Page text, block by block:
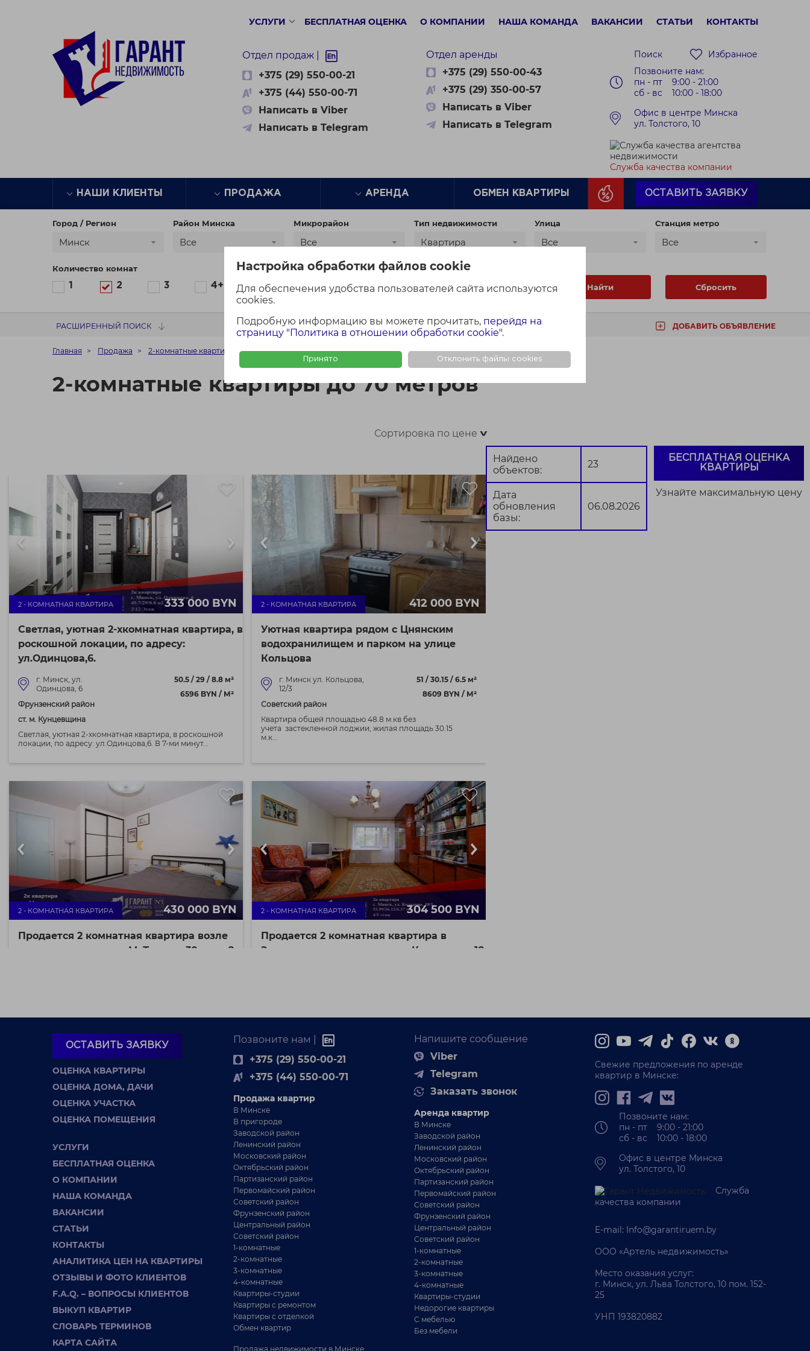
Настройка обработки файлов cookie
Для обеспечения удобства пользователей сайта используются
cookies.
Подробную информацию вы можете прочитать, перейдя на
страницу "Политика в отношении обработки cookie".
Принято Отклонить файлы cookies
УСЛУГИ БЕСПЛАТНАЯ ОЦЕНКА О КОМПАНИИ НАША КОМАНДА ВАКАНСИИ СТАТЬИ КОНТАКТЫ
Отдел продаж |
+375 (29) 550-00-21
+375 (44) 550-00-71
Написать в Viber
Написать в Telegram
Отдел аренды
+375 (29) 550-00-43
+375 (29) 350-00-57
Написать в Viber
Написать в Telegram
Поиск
Избранное
Позвоните нам:
пн - пт 9:00 - 21:00
сб - вс 10:00 - 18:00
Офис в центре Минска
ул. Толстого, 10
Служба качества компании
НАШИ КЛИЕНТЫ ПРОДАЖА АРЕНДА ОБМЕН КВАРТИРЫ ОСТАВИТЬ ЗАЯВКУ
Город / Регион
Минск
Район Минска
Все
Микрорайон
Все
Тип недвижимости
Квартира
Улица
Все
Станция метро
Все
Количество комнат
1 2 3 4+
Цена
Найти
Сбросить
РАСШИРЕННЫЙ ПОИСК ФОТО + КАРТА ФОТО КАРТА ДОБАВИТЬ ОБЪЯВЛЕНИЕ
Главная Продажа 2-комнатные квартиры до 70 метров
2-комнатные квартиры до 70 метров
Сортировка по цене>
2 - КОМНАТНАЯ КВАРТИРА 333 000 BYN
Светлая, уютная 2-хкомнатная квартира, в
роскошной локации, по адресу:
ул.Одинцова,6.
г. Минск, ул.
Одинцова, 6
Фрунзенский район
ст. м. Кунцевщина
50.5 / 29 / 8.8 м²
6596 BYN / М²
Светлая, уютная 2-хкомнатная квартира, в роскошной
локации, по адресу: ул.Одинцова,6. В 7-ми минут...
2 - КОМНАТНАЯ КВАРТИРА 412 000 BYN
Уютная квартира рядом с Цнянским
водохранилищем и парком на улице
Кольцова
г. Минск ул. Кольцова,
12/3
Советский район
51 / 30.15 / 6.5 м²
8609 BYN / М²
Квартира общей площадью 48.8 м.кв без
учета застекленной лоджии, жилая площадь 30.15
м.к...
2 - КОМНАТНАЯ КВАРТИРА 430 000 BYN
Продается 2 комнатная квартира возле
метро по адресу: ул. М. Танка д.30 корп.2
полностью укомплектована и готова к проживанию.
2 - КОМНАТНАЯ КВАРТИРА 304 500 BYN
Продается 2 комнатная квартира в
Зеленом луге по адресу: ул. Кольцова д.18
Коласа
Отличная 2-комнатная квартира для комфортной
жизни с удачной планировкой. Квартира очень
928 000 BYN
2-х комнатная квартира напротив
Ботанического сада ул.Калинина, 1
г. Минск ул.
Калинина, 1
ст. м. Парк Челюскинцев
57.9 / 39.04 / 6.22 м²
15165 BYN / М²
относится дом на площади Калинина. Дом, известный
2 - КОМНАТНАЯ КВАРТИРА 406 000 BYN
2-х комн.квартира с большой кухней
ул.В.Игнатовского, д.3
г.Минск, Фрунзенский
р-н ул.Всеволода
Игнатовского, дом 3
Фрунзенский район
ст. м. Кунцевщина
6786 BYN / М²
Элегантная, стильная, строгая. Фотографии не в
Найдено
объектов:
23
Дата
обновления
базы:
06.08.2026
БЕСПЛАТНАЯ ОЦЕНКА
КВАРТИРЫ
Узнайте максимальную цену
ОСТАВИТЬ ЗАЯВКУ
ОЦЕНКА КВАРТИРЫ
ОЦЕНКА ДОМА, ДАЧИ
ОЦЕНКА УЧАСТКА
ОЦЕНКА ПОМЕЩЕНИЯ
УСЛУГИ
БЕСПЛАТНАЯ ОЦЕНКА
О КОМПАНИИ
НАША КОМАНДА
ВАКАНСИИ
СТАТЬИ
КОНТАКТЫ
АНАЛИТИКА ЦЕН НА КВАРТИРЫ
ОТЗЫВЫ И ФОТО КЛИЕНТОВ
F.A.Q. – ВОПРОСЫ КЛИЕНТОВ
ВЫКУП КВАРТИР
СЛОВАРЬ ТЕРМИНОВ
КАРТА САЙТА
Позвоните нам |
+375 (29) 550-00-21
+375 (44) 550-00-71
Продажа квартир
В Минске
В пригороде
Заводской район
Ленинский район
Московский район
Октябрьский район
Партизанский район
Первомайский район
Советский район
Фрунзенский район
Центральный район
Советский район
1-комнатные
2-комнатные
3-комнатные
4-комнатные
Квартиры-студии
Квартиры с ремонтом
Квартиры с отделкой
Обмен квартир
Продажа недвижимости в Минске
Напишите сообщение
Viber
Telegram
Заказать звонок
Аренда квартир
В Минске
Заводской район
Ленинский район
Московский район
Октябрьский район
Партизанский район
Первомайский район
Советский район
Фрунзенский район
Центральный район
Советский район
1-комнатные
2-комнатные
3-комнатные
4-комнатные
Квартиры-студии
Недорогие квартиры
С мебелью
Без мебели
Свежие предложения по аренде
квартир в Минске:
Позвоните нам:
пн - пт 9:00 - 21:00
сб - вс 10:00 - 18:00
Офис в центре Минска
ул. Толстого, 10
Служба
качества компании
E-mail: Info@garantiruem.by
ООО «Артель недвижимость»
Место оказания услуг:
г. Минск, ул. Льва Толстого, 10 пом. 152-
25
УНП 193820882